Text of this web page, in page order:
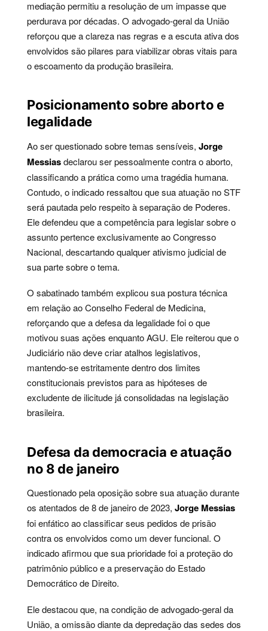
mediação permitiu a resolução de um impasse que
perdurava por décadas. O advogado-geral da União
reforçou que a clareza nas regras e a escuta ativa dos
envolvidos são pilares para viabilizar obras vitais para
o escoamento da produção brasileira.
Posicionamento sobre aborto e
legalidade
Ao ser questionado sobre temas sensíveis, Jorge
Messiasdeclarou ser pessoalmente contra o aborto,
classificando a prática como uma tragédia humana.
Contudo, o indicado ressaltou que sua atuação no STF
será pautada pelo respeito à separação de Poderes.
Ele defendeu que a competência para legislar sobre o
assunto pertence exclusivamente ao Congresso
Nacional, descartando qualquer ativismo judicial de
sua parte sobre o tema.
O sabatinado também explicou sua postura técnica
em relação ao Conselho Federal de Medicina,
reforçando que a defesa da legalidade foi o que
motivou suas ações enquanto AGU. Ele reiterou que o
Judiciário não deve criar atalhos legislativos,
mantendo-se estritamente dentro dos limites
constitucionais previstos para as hipóteses de
excludente de ilicitude já consolidadas na legislação
brasileira.
Defesa da democracia e atuação
no 8 de janeiro
Questionado pela oposição sobre sua atuação durante
os atentados de 8 de janeiro de 2023, Jorge Messias
foi enfático ao classificar seus pedidos de prisão
contra os envolvidos como um dever funcional. O
indicado afirmou que sua prioridade foi a proteção do
patrimônio público e a preservação do Estado
Democrático de Direito.
Ele destacou que, na condição de advogado-geral da
União, a omissão diante da depredação das sedes dos